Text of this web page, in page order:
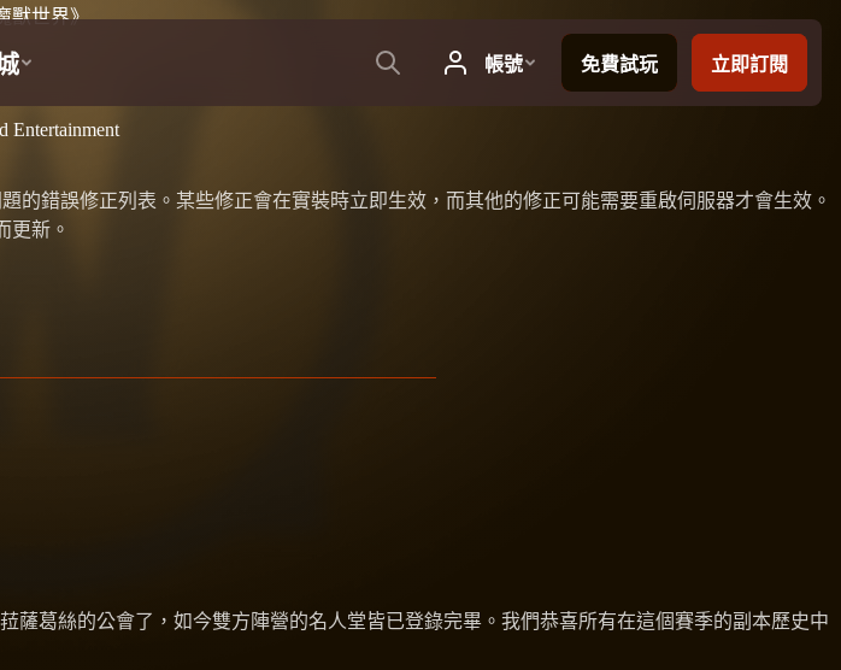
獸世界》
Entertainment
錯誤修正列表。某些修正會在實裝時立即生效，而其他的修正可能需要重啟伺服器才會生效。
更新。
薩葛絲的公會了，如今雙方陣營的名人堂皆已登錄完畢。我們恭喜所有在這個賽季的副本歷史中